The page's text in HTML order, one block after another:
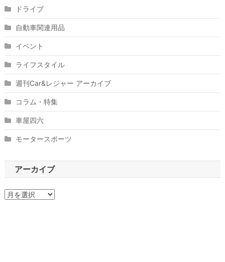
ドライブ
自動車関連用品
イベント
ライフスタイル
週刊Car&レジャー アーカイブ
コラム・特集
車屋四六
モータースポーツ
アーカイブ
ア